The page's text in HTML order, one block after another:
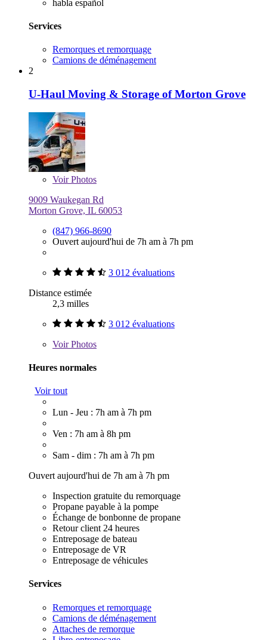
habla español
Services
Remorques et remorquage
Camions de déménagement
2
U-Haul Moving & Storage of Morton Grove
VoirPhotos
9009 Waukegan Rd
Morton Grove, IL 60053
(847) 966-8690
Ouvert aujourd'hui de 7h am à 7h pm
3 012 évaluations
Distance estimée
2,3 milles
3 012 évaluations
VoirPhotos
Heures normales
Voir tout
Lun - Jeu : 7h am à 7h pm
Ven : 7h am à 8h pm
Sam - dim : 7h am à 7h pm
Ouvert aujourd'hui de 7h am à 7h pm
Inspection gratuite du remorquage
Propane payable à la pompe
Échange de bonbonne de propane
Retour client 24 heures
Entreposage de bateau
Entreposage de VR
Entreposage de véhicules
Services
Remorques et remorquage
Camions de déménagement
Attaches de remorque